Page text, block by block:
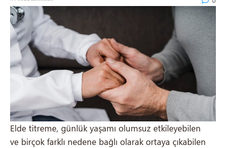
Elde titreme, günlük yaşamı olumsuz etkileyebilen
ve birçok farklı nedene bağlı olarak ortaya çıkabilen